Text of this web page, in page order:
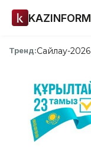
KAZINFORM
Тренд:Сайлау-2026